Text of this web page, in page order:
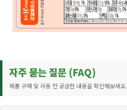
자주 묻는 질문 (FAQ)
제품 구매 및 사용 전 궁금한 내용을 확인해보세요.